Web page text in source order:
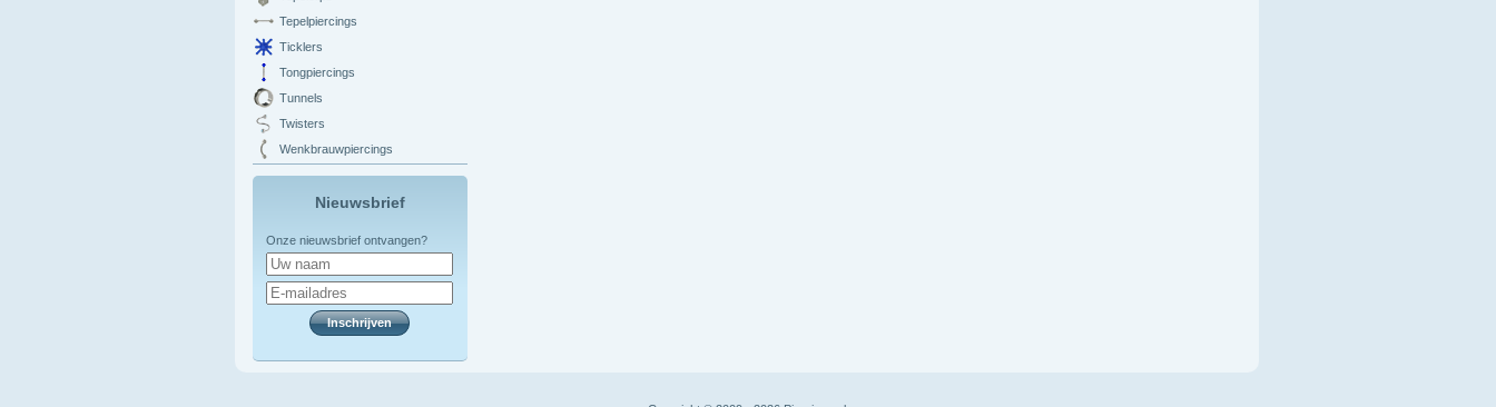
Tepelpiercings
Ticklers
Tongpiercings
Tunnels
Twisters
Wenkbrauwpiercings
Nieuwsbrief
Onze nieuwsbrief ontvangen?
Inschrijven